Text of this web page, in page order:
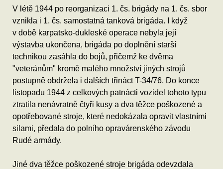
V létě 1944 po reorganizaci 1. čs. brigády na 1. čs. sbor
vznikla i 1. čs. samostatná tanková brigáda. I když
v době karpatsko-dukleské operace nebyla její
výstavba ukončena, brigáda po doplnění starší
technikou zasáhla do bojů, přičemž ke dvěma
"veteránům" kromě malého množství jiných strojů
postupně obdržela i dalších třináct T-34/76. Do konce
listopadu 1944 z celkových patnácti vozidel tohoto typu
ztratila nenávratně čtyři kusy a dva těžce poškozené a
opotřebované stroje, které nedokázala opravit vlastními
silami, předala do polního opravárenského závodu
Rudé armády.
Jiné dva těžce poškozené stroje brigáda odevzdala